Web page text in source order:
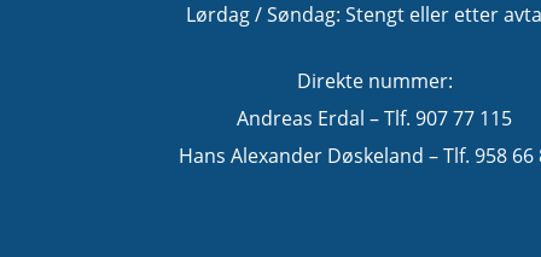
Lørdag / Søndag: Stengt eller etter
Direkte nummer:
Andreas Erdal – Tlf. 907 77 115
Hans Alexander Døskeland – Tlf. 958 66